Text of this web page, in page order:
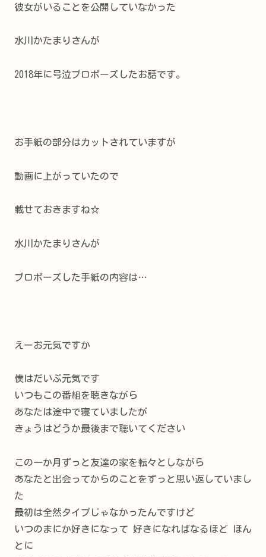
彼女がいることを公開していなかった
水川かたまりさんが
2018年に号泣プロポーズしたお話です。
お手紙の部分はカットされていますが
動画に上がっていたので
載せておきますね☆
水川かたまりさんが
プロポーズした手紙の内容は…
えーお元気ですか
僕はだいぶ元気です
いつもこの番組を聴きながら
あなたは途中で寝ていましたが
きょうはどうか最後まで聴いてください
この一か月ずっと友達の家を転々としながら
あなたと出会ってからのことをずっと思い返していまし
た
最初は全然タイプじゃなかったんですけど
いつのまにか好きになって 好きになればなるほど ほん
とに